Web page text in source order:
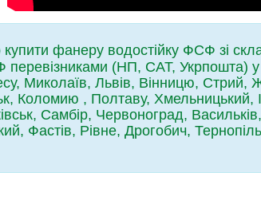
фанеру водостійку ФСФ зі
(НП, САТ, Укрпошта) у
Миколаїв, Львів, Вінницю,
Коломию , Полтаву, Хмельницький,
Самбір, Червоноград,
Фастів, Рівне, Дрогобич,